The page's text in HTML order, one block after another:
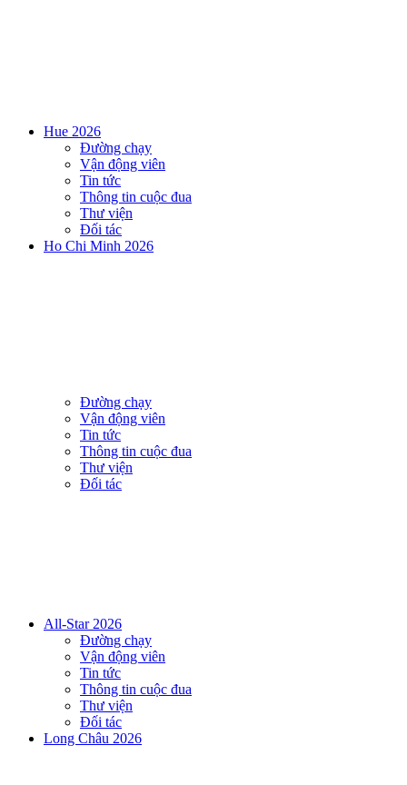
Hue 2026
Đường chạy
Vận động viên
Tin tức
Thông tin cuộc đua
Thư viện
Đối tác
Ho Chi Minh 2026
Đường chạy
Vận động viên
Tin tức
Thông tin cuộc đua
Thư viện
Đối tác
All-Star 2026
Đường chạy
Vận động viên
Tin tức
Thông tin cuộc đua
Thư viện
Đối tác
Long Châu 2026